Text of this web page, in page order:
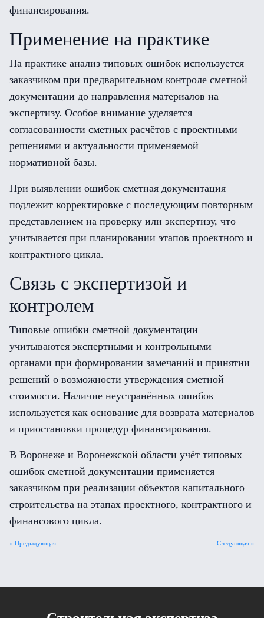
финансирования.
Применение на практике
На практике анализ типовых ошибок используется
заказчиком при предварительном контроле сметной
документации до направления материалов на
экспертизу. Особое внимание уделяется
согласованности сметных расчётов с проектными
решениями и актуальности применяемой
нормативной базы.
При выявлении ошибок сметная документация
подлежит корректировке с последующим повторным
представлением на проверку или экспертизу, что
учитывается при планировании этапов проектного и
контрактного цикла.
Связь с экспертизой и
контролем
Типовые ошибки сметной документации
учитываются экспертными и контрольными
органами при формировании замечаний и принятии
решений о возможности утверждения сметной
стоимости. Наличие неустранённых ошибок
используется как основание для возврата материалов
и приостановки процедур финансирования.
В Воронеже и Воронежской области учёт типовых
ошибок сметной документации применяется
заказчиком при реализации объектов капитального
строительства на этапах проектного, контрактного и
финансового цикла.
Следующая »
« Предыдующая